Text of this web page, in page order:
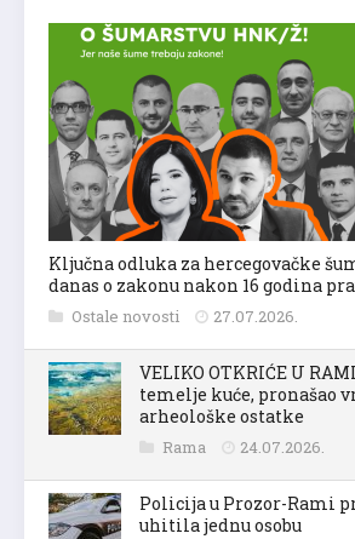
Ključna odluka za hercegovačke
danas o zakonu nakon 16 godina
Ostale novosti 27.07.2026.
VELIKO OTKRIĆE U
temelje kuće, pronašao
arheološke ostatke
Rama 24.07.2026.
Policija u Prozor-Rami
uhitila jednu osobu